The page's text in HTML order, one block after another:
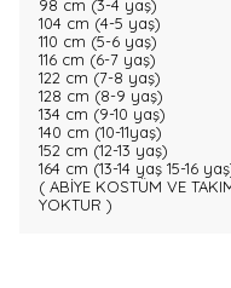
98 cm (3-4 yaş)
104 cm (4-5 yaş)
110 cm (5-6 yaş)
116 cm (6-7 yaş)
122 cm (7-8 yaş)
128 cm (8-9 yaş)
134 cm (9-10 yaş)
140 cm (10-11yaş)
152 cm (12-13 yaş)
164 cm (13-14 yaş 15-16
( ABİYE KOSTÜM VE
YOKTUR )